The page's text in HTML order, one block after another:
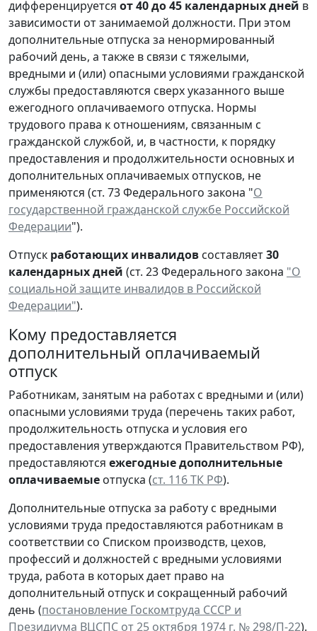
дифференцируется от 40 до 45 календарных дней в
зависимости от занимаемой должности. При этом
дополнительные отпуска за ненормированный
рабочий день, а также в связи с тяжелыми,
вредными и (или) опасными условиями гражданской
службы предоставляются сверх указанного выше
ежегодного оплачиваемого отпуска. Нормы
трудового права к отношениям, связанным с
гражданской службой, и, в частности, к порядку
предоставления и продолжительности основных и
дополнительных оплачиваемых отпусков, не
применяются (ст. 73 Федерального закона "О
государственной гражданской службе Российской
Федерации").
Отпуск работающих инвалидов составляет30
календарных дней (ст. 23 Федерального закона "О
социальной защите инвалидов в Российской
Федерации").
Кому предоставляется
дополнительный оплачиваемый
отпуск
Работникам, занятым на работах с вредными и (или)
опасными условиями труда (перечень таких работ,
продолжительность отпуска и условия его
предоставления утверждаются Правительством РФ),
предоставляются ежегодные дополнительные
оплачиваемые отпуска (ст. 116 ТК РФ).
Дополнительные отпуска за работу с вредными
условиями труда предоставляются работникам в
соответствии со Списком производств, цехов,
профессий и должностей с вредными условиями
труда, работа в которых дает право на
дополнительный отпуск и сокращенный рабочий
день (постановление Госкомтруда СССР и
Президиума ВЦСПС от 25 октября 1974 г. № 298/П-22).